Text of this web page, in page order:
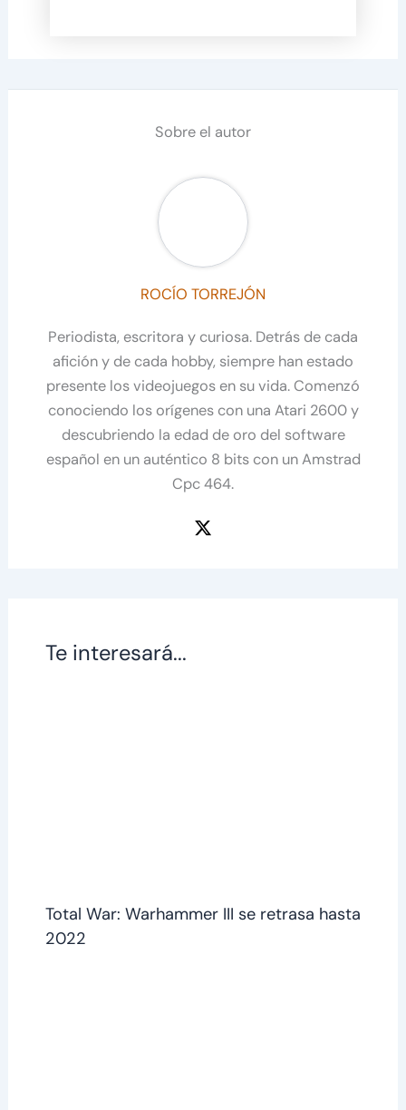
Sobre el autor
ROCÍO TORREJÓN
Periodista, escritora y curiosa. Detrás de cada
afición y de cada hobby, siempre han estado
presente los videojuegos en su vida. Comenzó
conociendo los orígenes con una Atari 2600 y
descubriendo la edad de oro del software
español en un auténtico 8 bits con un Amstrad
Cpc 464.
Te interesará...
Total War: Warhammer III se retrasa hasta
2022